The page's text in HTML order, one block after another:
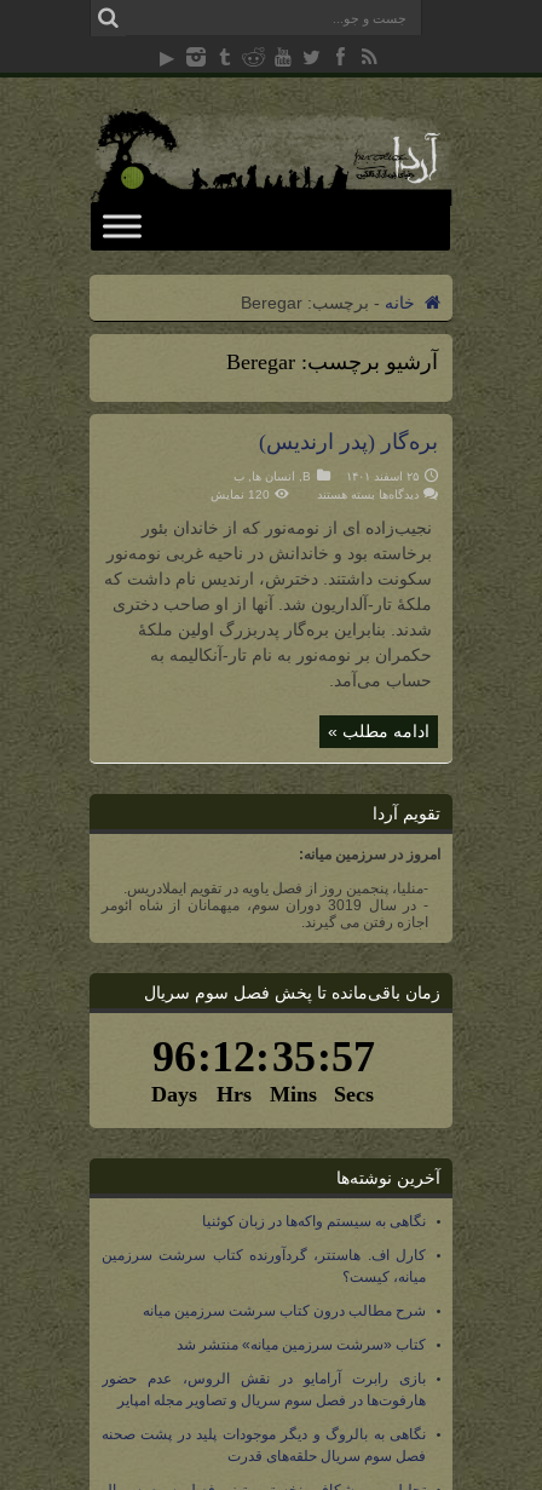
خانه - برچسب: Beregar
آرشیو برچسب: Beregar
بره‌گار (پدر ارندیس)
۲۵ اسفند ۱۴۰۱ B انسان ها
ب
دیدگاه‌ها برای
(پدر
ارندیس)
بسته هستند 120 نمایش
نجیب‌زاده ای از نومه‌نور که از خاندان بئور
برخاسته بود و خاندانش در ناحیه غربی نومه‌نور
سکونت داشتند. دخترش، ارندیس نام داشت که
ملکۀ تار-آلداریون شد. آنها از او صاحب دختری
شدند. بنابراین بره‌گار پدربزرگ اولین ملکۀ
حکمران بر نومه‌نور به نام تار-آنکالیمه به
حساب می‌آمد.
ادامه مطلب »
تقویم آردا
امروز در سرزمین میانه:
-منلیا، پنجمین روز از فصل یاویه در تقویم ایملادریس.
- در سال 3019 دوران سوم، میهمانان از شاه ائومر
اجازه رفتن می گیرند.
زمان باقی‌مانده تا پخش فصل سوم سریال
آخرین نوشته‌ها
نگاهی به سیستم واکه‌ها در زبان کوئنیا
کارل اف. هاستتر، گردآورنده کتاب سرشت سرزمین
میانه، کیست؟
شرح مطالب درون کتاب سرشت سرزمین میانه
کتاب «سرشت سرزمین میانه» منتشر شد
بازی رابرت آرامایو در نقش الروس، عدم حضور
هارفوت‌ها در فصل سوم سریال و تصاویر مجله امپایر
نگاهی به بالروگ و دیگر موجودات پلید در پشت صحنه
فصل سوم سریال حلقه‌های قدرت